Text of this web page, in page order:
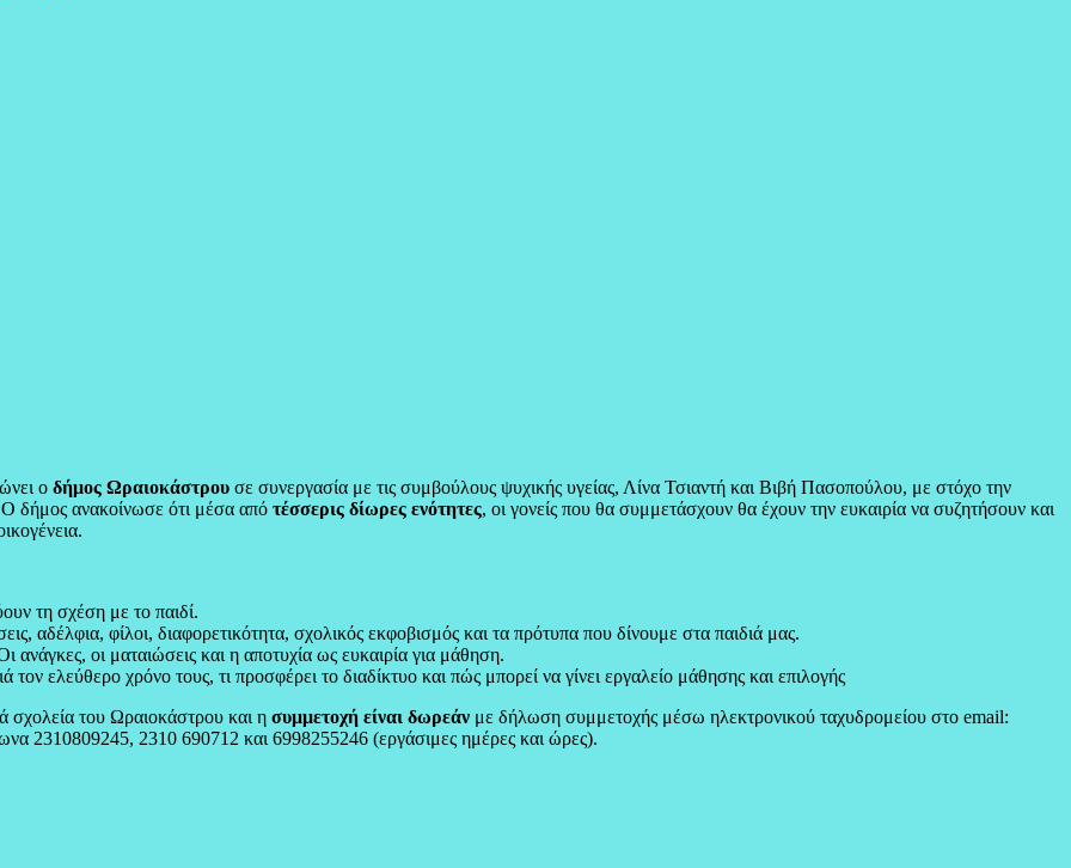
ο δήμος Ωραιοκάστρου σε συνεργασία με τις συμβούλους ψυχικής υγείας, Λίνα Τσιαντή και Βιβή Πασοπούλου, με στόχο την
Ο δήμος ανακοίνωσε ότι μέσα από τέσσερις δίωρες ενότητες, οι γονείς που θα συμμετάσχουν θα έχουν την ευκαιρία να συζητήσουν και
τη σχέση με το παιδί.
αδέλφια, φίλοι, διαφορετικότητα, σχολικός εκφοβισμός και τα πρότυπα που δίνουμε στα παιδιά μας.
οι ματαιώσεις και η αποτυχία ως ευκαιρία για μάθηση.
ελεύθερο χρόνο τους, τι προσφέρει το διαδίκτυο και πώς μπορεί να γίνει εργαλείο μάθησης και επιλογής
σχολεία του Ωραιοκάστρου και η συμμετοχή είναι δωρεάν με δήλωση συμμετοχής μέσω ηλεκτρονικού ταχυδρομείου στο email:
2310809245, 2310 690712 και 6998255246 (εργάσιμες ημέρες και ώρες).